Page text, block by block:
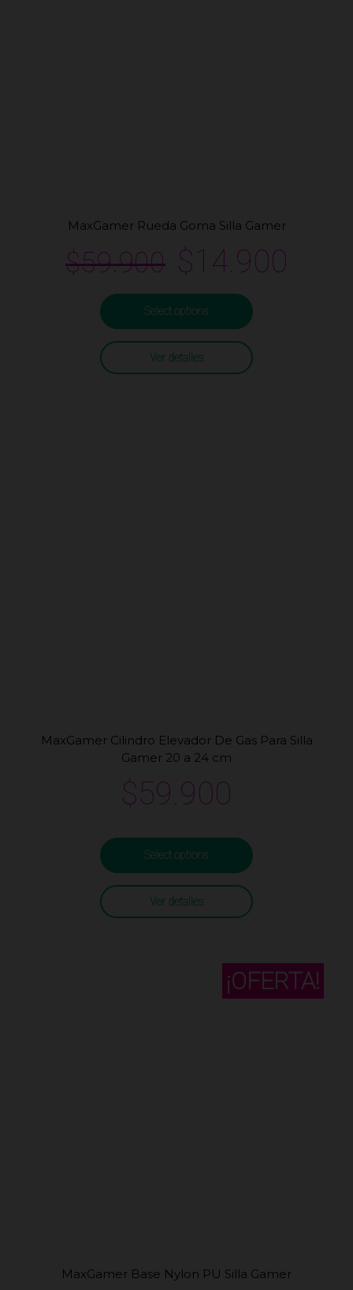
MaxGamer Rueda Goma Silla Gamer
$59.900 $14.900
Select options
Ver detalles
MaxGamer Cilindro Elevador De Gas Para Silla
Gamer 20 a 24 cm
$59.900
Select options
Ver detalles
¡OFERTA!
MaxGamer Base Nylon PU Silla Gamer